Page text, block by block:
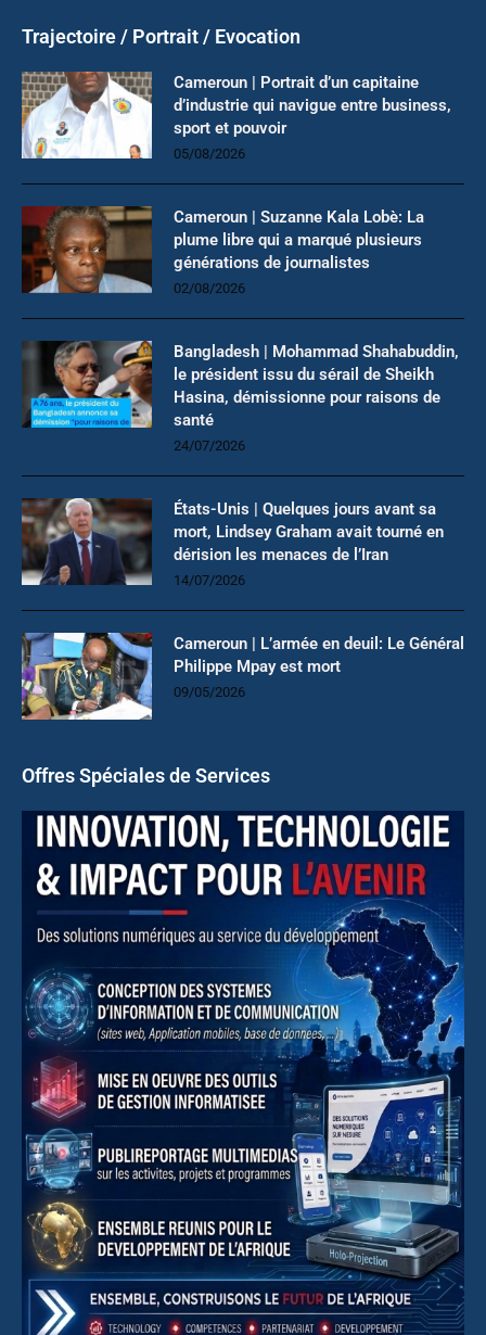
Trajectoire / Portrait / Evocation
Cameroun | Portrait d’un capitaine
d’industrie qui navigue entre business,
sport et pouvoir
05/08/2026
Cameroun | Suzanne Kala Lobè: La
plume libre qui a marqué plusieurs
générations de journalistes
02/08/2026
Bangladesh | Mohammad Shahabuddin,
le président issu du sérail de Sheikh
Hasina, démissionne pour raisons de
santé
24/07/2026
États-Unis | Quelques jours avant sa
mort, Lindsey Graham avait tourné en
dérision les menaces de l’Iran
14/07/2026
Cameroun | L’armée en deuil: Le Général
Philippe Mpay est mort
09/05/2026
Offres Spéciales de Services